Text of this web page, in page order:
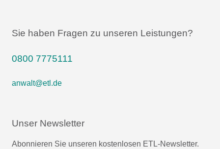
Sie haben Fragen zu unseren Leistungen?
0800 7775111
anwalt@etl.de
Unser Newsletter
Abonnieren Sie unseren kostenlosen ETL-Newsletter.